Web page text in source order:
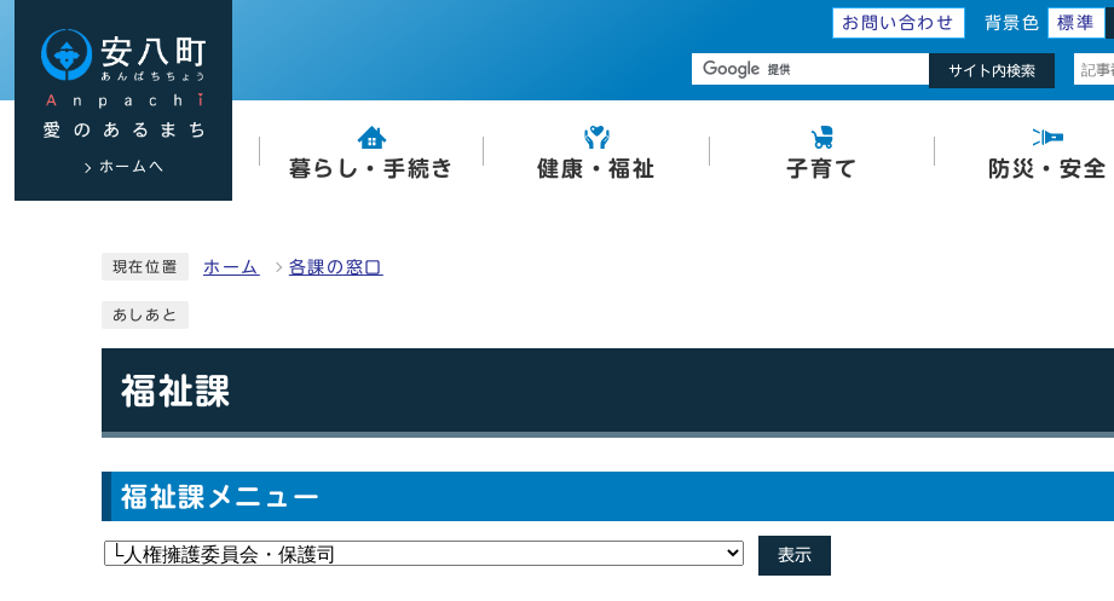
お問い合わせ 背景色 標準
ホームへ
サイト内検索
暮らし・手続き 健康・福祉 子育て 防災・安全
現在位置 ホーム 各課の窓口
あしあと
福祉課
福祉課メニュー
表示